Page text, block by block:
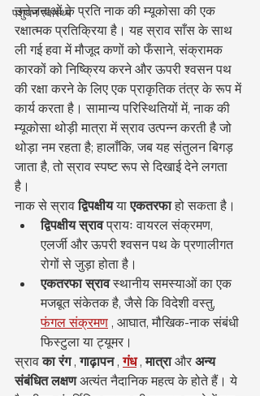
पशुधन स्वास्थ्य
उत्तेजनाओं के प्रति नाक की म्यूकोसा की एक
रक्षात्मक प्रतिक्रिया है। यह स्राव साँस के साथ
ली गई हवा में मौजूद कणों को फँसाने, संक्रामक
कारकों को निष्क्रिय करने और ऊपरी श्वसन पथ
की रक्षा करने के लिए एक प्राकृतिक तंत्र के रूप में
कार्य करता है। सामान्य परिस्थितियों में, नाक की
म्यूकोसा थोड़ी मात्रा में स्राव उत्पन्न करती है जो
थोड़ा नम रहता है; हालाँकि, जब यह संतुलन बिगड़
जाता है, तो स्राव स्पष्ट रूप से दिखाई देने लगता
है।
नाक से स्राव द्विपक्षीय या एकतरफा हो सकता है।
द्विपक्षीय स्राव प्रायः वायरल संक्रमण,
एलर्जी और ऊपरी श्वसन पथ के प्रणालीगत
रोगों से जुड़ा होता है।
एकतरफा स्राव स्थानीय समस्याओं का एक
मजबूत संकेतक है, जैसे कि विदेशी वस्तु,
फंगल संक्रमण , आघात, मौखिक-नाक संबंधी
फिस्टुला या ट्यूमर।
स्राव का रंग , गाढ़ापन , गंध , मात्रा और अन्य
संबंधित लक्षण अत्यंत नैदानिक महत्व के होते हैं। ये